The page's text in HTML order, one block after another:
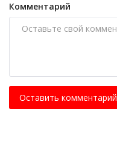
Комментарий
Оставить комментарий